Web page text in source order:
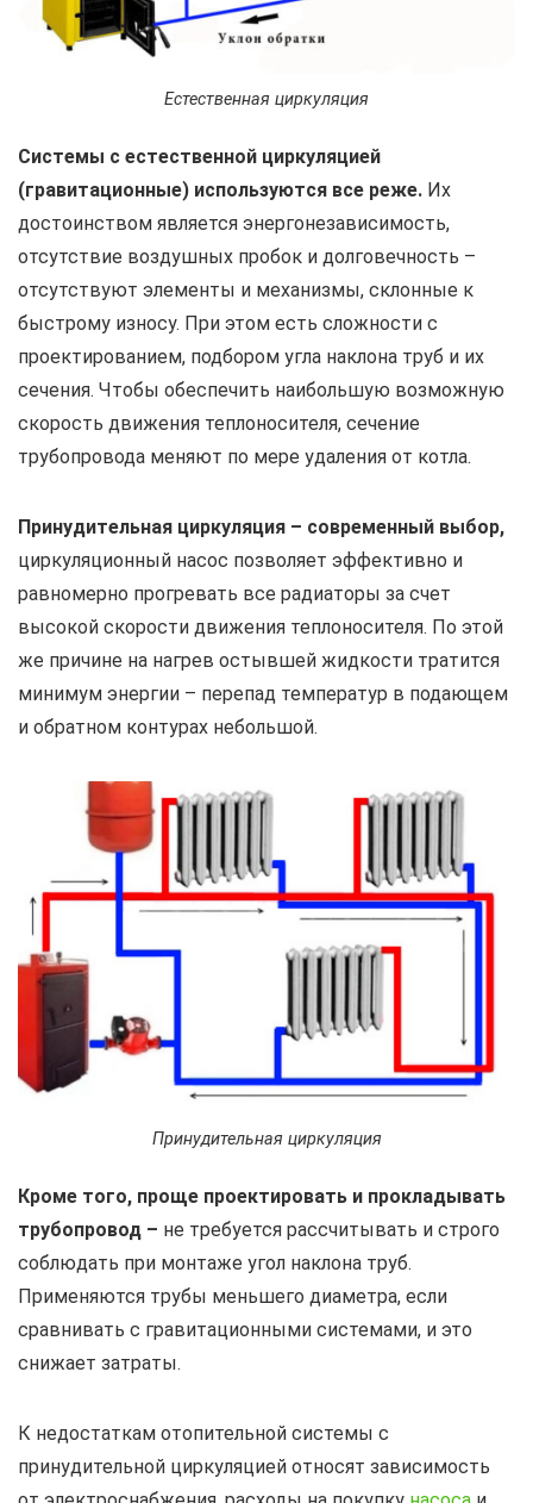
Естественная циркуляция
Системы с естественной циркуляцией
(гравитационные) используются все реже. Их
достоинством является энергонезависимость,
отсутствие воздушных пробок и долговечность –
отсутствуют элементы и механизмы, склонные к
быстрому износу. При этом есть сложности с
проектированием, подбором угла наклона труб и их
сечения. Чтобы обеспечить наибольшую возможную
скорость движения теплоносителя, сечение
трубопровода меняют по мере удаления от котла.
Принудительная циркуляция – современный выбор,
циркуляционный насос позволяет эффективно и
равномерно прогревать все радиаторы за счет
высокой скорости движения теплоносителя. По этой
же причине на нагрев остывшей жидкости тратится
минимум энергии – перепад температур в подающем
и обратном контурах небольшой.
Принудительная циркуляция
Кроме того, проще проектировать и прокладывать
трубопровод – не требуется рассчитывать и строго
соблюдать при монтаже угол наклона труб.
Применяются трубы меньшего диаметра, если
сравнивать с гравитационными системами, и это
снижает затраты.
К недостаткам отопительной системы с
принудительной циркуляцией относят зависимость